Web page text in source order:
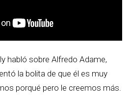
habló sobre Alfredo Adame,
la bolita de que él es muy
porqué pero le creemos más.